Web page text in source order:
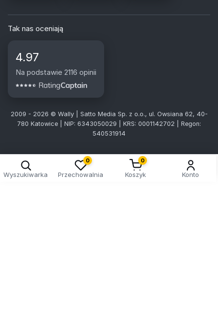
Tak nas oceniają
4.97
Na podstawie 2116 opinii
2009 - 2026 © Wally | Satto Media Sp. z o.o., ul. Owsiana 62, 40-
780 Katowice | NIP: 6343050029 | KRS: 0001142702 | Regon:
540531914
Wyszukiwarka
0
Przechowalnia
0
Koszyk Konto